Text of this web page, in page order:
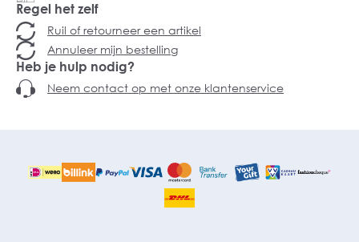
Regel het zelf
Ruil of retourneer een artikel
Annuleer mijn bestelling
Heb je hulp nodig?
Neem contact op met onze klantenservice